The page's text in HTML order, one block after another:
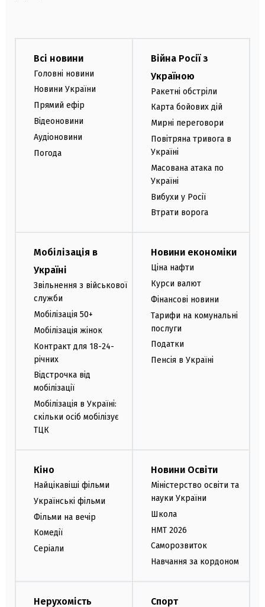
Всі новини
Головні новини
Новини України
Прямий ефір
Відеоновини
Аудіоновини
Погода
Війна Росії з
Україною
Ракетні обстріли
Карта бойових дій
Мирні переговори
Повітряна тривога в
Україні
Масована атака по
Україні
Вибухи у Росії
Втрати ворога
Мобілізація в
Україні
Звільнення з військової
служби
Мобілізація 50+
Мобілізація жінок
Контракт для 18-24-
річних
Відстрочка від
мобілізації
Мобілізація в Україні:
скільки осіб мобілізує
ТЦК
Новини економіки
Ціна нафти
Курси валют
Фінансові новини
Тарифи на комунальні
послуги
Податки
Пенсія в Україні
Кіно
Найцікавіші фільми
Українські фільми
Фільми на вечір
Комедії
Серіали
Новини Освіти
Міністерство освіти та
науки України
Школа
НМТ 2026
Саморозвиток
Навчання за кордоном
Нерухомість Спорт